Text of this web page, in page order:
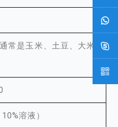
常是玉米、土豆、大米
溶液）